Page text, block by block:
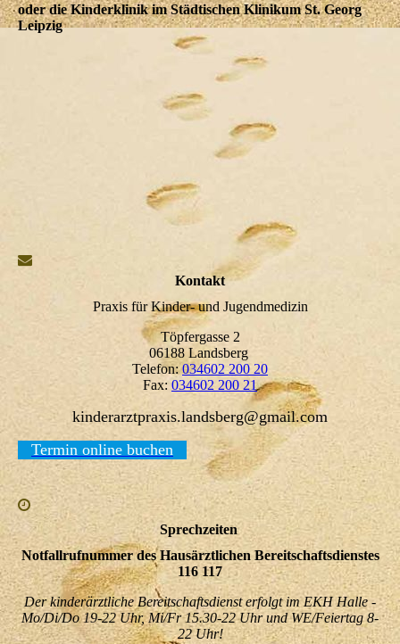
oder die Kinderklinik im Städtischen Klinikum St. Georg
Leipzig
Kontakt
Praxis für Kinder- und Jugendmedizin
Töpfergasse 2
06188 Landsberg
Telefon:034602 200 20
Fax: 034602 200 21
kinderarztpraxis.landsberg@gmail.com
Termin online buchen
Sprechzeiten
Notfallrufnummer des Hausärztlichen Bereitschaftsdienstes
116 117
Der kinderärztliche Bereitschaftsdienst erfolgt im EKH Halle -
Mo/Di/Do 19-22 Uhr, Mi/Fr 15.30-22 Uhr und WE/Feiertag 8-
22 Uhr!